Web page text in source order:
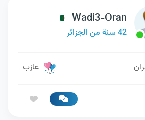
Wadi3-Oran
42 سنة من الجزائر
عازب